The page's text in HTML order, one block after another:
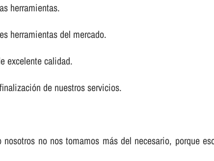
herramientas.
herramientas del mercado.
excelente calidad.
de nuestros servicios.
no nos tomamos más del necesario, porque